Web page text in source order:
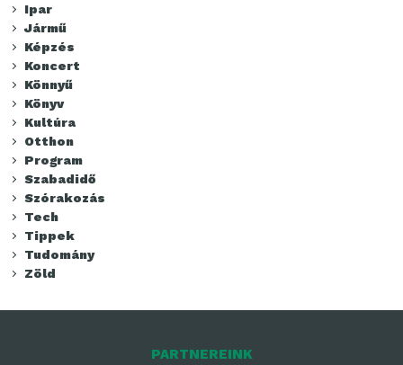
Ipar
Jármű
Képzés
Koncert
Könnyű
Könyv
Kultúra
Otthon
Program
Szabadidő
Szórakozás
Tech
Tippek
Tudomány
Zöld
PARTNEREINK